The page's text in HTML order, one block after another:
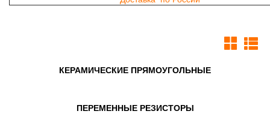
КЕРАМИЧЕСКИЕ ПРЯМОУГОЛЬНЫЕ
ПЕРЕМЕННЫЕ РЕЗИСТОРЫ